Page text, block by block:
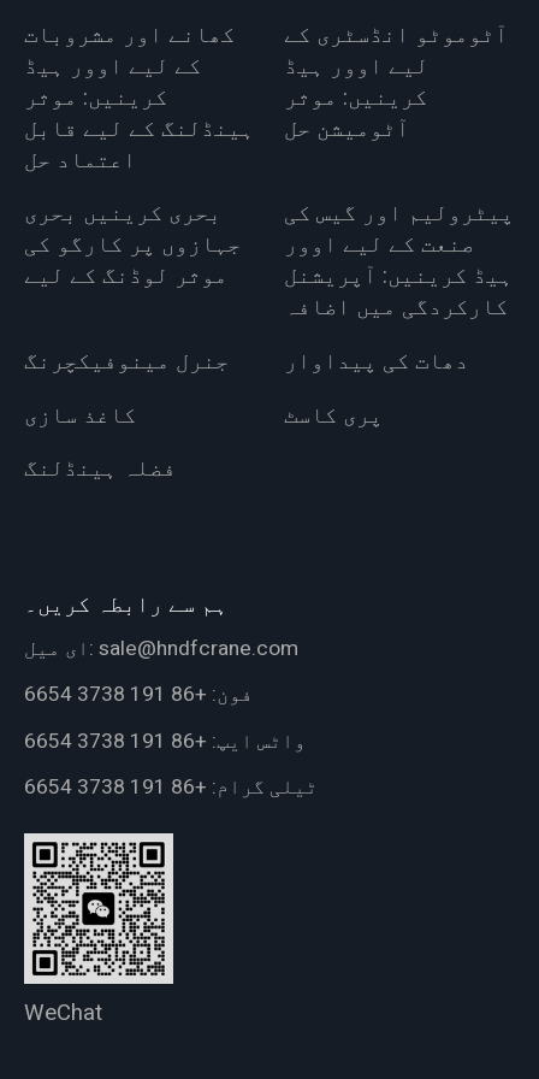
کھانے اور مشروبات
کے لیے اوور ہیڈ
کرینیں: موثر
ہینڈلنگ کے لیے قابل
اعتماد حل
آٹوموٹو انڈسٹری کے
لیے اوور ہیڈ
کرینیں: موثر
آٹومیشن حل
بحری کرینیں بحری
جہازوں پر کارگو کی
موثر لوڈنگ کے لیے
پیٹرولیم اور گیس کی
صنعت کے لیے اوور
ہیڈ کرینیں: آپریشنل
کارکردگی میں اضافہ
جنرل مینوفیکچرنگ
دھات کی پیداوار
کاغذ سازی
پری کاسٹ
فضلہ ہینڈلنگ
ہم سے رابطہ کریں۔
ای میل: sale@hndfcrane.com
فون: +86 191 3738 6654
واٹس ایپ: +86 191 3738 6654
ٹیلی گرام: +86 191 3738 6654
WeChat